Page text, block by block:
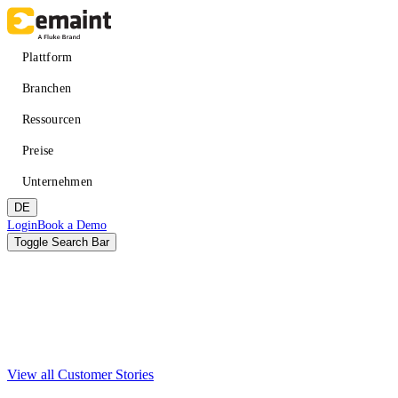
Direkt
zum
Main
navigation
Plattform
VERBESSERN SIE DIE VERFÜGBARKEIT
Branchen
Ressourcen
LERNEN
Preise
Unternehmen
Über eMaint + Fluke
DE
Header
CTA
LoginBook a Demo
Toggle Search Bar
View all Customer Stories